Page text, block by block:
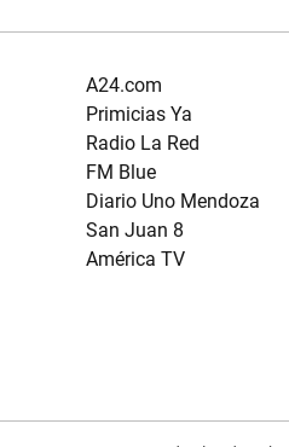
A24.com
Primicias Ya
Radio La Red
FM Blue
Diario Uno Mendoza
San Juan 8
América TV